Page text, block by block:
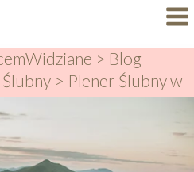
My?
> Blog
> Plener Ślubny w